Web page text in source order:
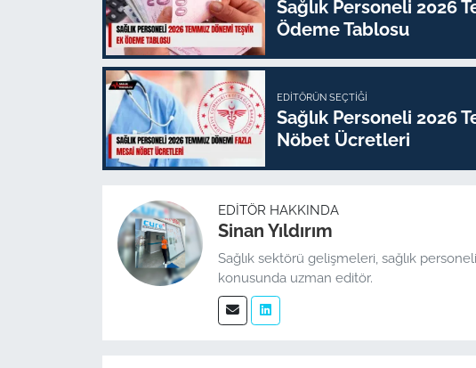
Sağlık Personeli 2026
Ödeme Tablosu
EDITÖRÜN SEÇTIĞI
Sağlık Personeli 2026
Nöbet Ücretleri
EDITÖR HAKKINDA
Sinan Yıldırım
Sağlık sektörü gelişmeleri, sağlık
konusunda uzman editör.